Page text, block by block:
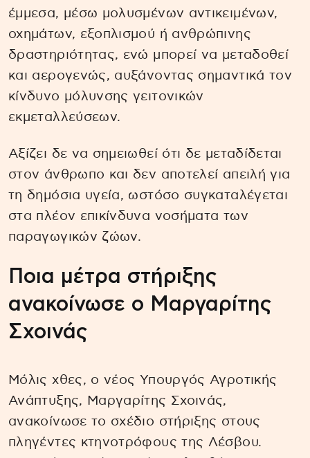
έμμεσα, μέσω μολυσμένων αντικειμένων,
οχημάτων, εξοπλισμού ή ανθρώπινης
δραστηριότητας, ενώ μπορεί να μεταδοθεί
και αερογενώς, αυξάνοντας σημαντικά τον
κίνδυνο μόλυνσης γειτονικών
εκμεταλλεύσεων.
Αξίζει δε να σημειωθεί ότι δε μεταδίδεται
στον άνθρωπο και δεν αποτελεί απειλή για
τη δημόσια υγεία, ωστόσο συγκαταλέγεται
στα πλέον επικίνδυνα νοσήματα των
παραγωγικών ζώων.
Ποια μέτρα στήριξης
ανακοίνωσε ο Μαργαρίτης
Σχοινάς
Μόλις χθες, ο νέος Υπουργός Αγροτικής
Ανάπτυξης, Μαργαρίτης Σχοινάς,
ανακοίνωσε το σχέδιο στήριξης στους
πληγέντες κτηνοτρόφους της Λέσβου.